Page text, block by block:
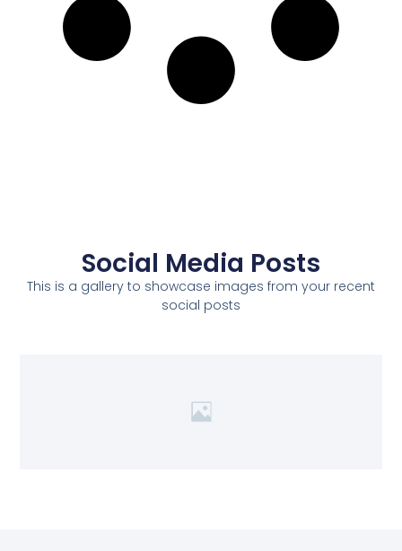
Social Media Posts
This is a gallery to showcase images from your recent
social posts